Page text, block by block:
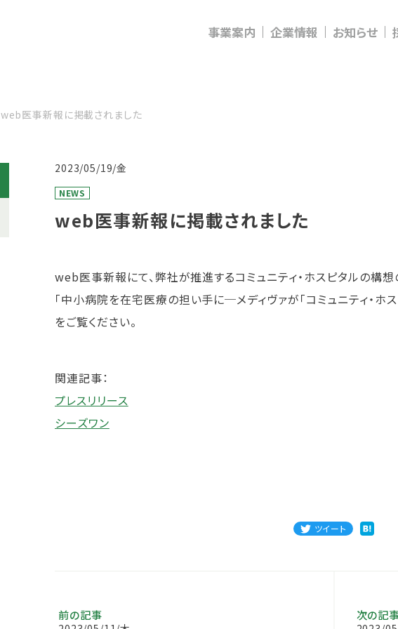
事業案内 企業情報 お知らせ
web医事新報に掲載されました
2023/05/19/金
NEWS
web医事新報に掲載されました
web医事新報にて、弊社が推進するコミュニティ・ホスピタルの構
「中小病院を在宅医療の担い手に─メディヴァが「コミュニティ・ホ
をご覧ください。
関連記事：
プレスリリース
シーズワン
ツイート
前の記事 次の記